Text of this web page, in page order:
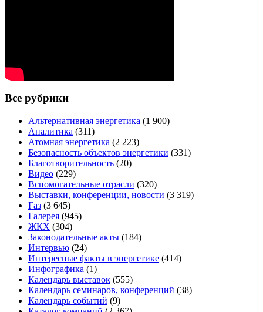
Все рубрики
Альтернативная энергетика (1 900)
Аналитика (311)
Атомная энергетика (2 223)
Безопасность объектов энергетики (331)
Благотворительность (20)
Видео (229)
Вспомогательные отрасли (320)
Выставки, конференции, новости (3 319)
Газ (3 645)
Галерея (945)
ЖКХ (304)
Законодательные акты (184)
Интервью (24)
Интересные факты в энергетике (414)
Инфографика (1)
Календарь выставок (555)
Календарь семинаров, конференций (38)
Календарь событий (9)